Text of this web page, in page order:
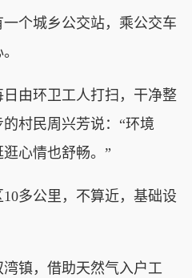
个城乡公交站，乘公交车
心。
由环卫工人打扫，干净整
村民周兴芳说：“环境
逛心情也舒畅。”
多公里，不算近，基础设
镇，借助天然气入户工